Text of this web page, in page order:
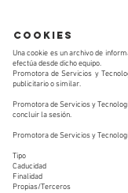
COOKIES
Una cookie es un archivo de
efectúa desde dicho equipo.
Promotora de Servicios y
publicitario o similar.
Promotora de Servicios y
concluir la sesión.
Promotora de Servicios y
Tipo
Caducidad
Finalidad
Propias/Terceros